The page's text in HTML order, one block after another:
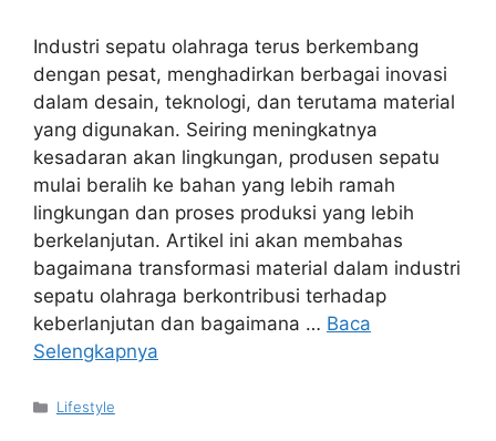
Industri sepatu olahraga terus berkembang
dengan pesat, menghadirkan berbagai inovasi
dalam desain, teknologi, dan terutama material
yang digunakan. Seiring meningkatnya
kesadaran akan lingkungan, produsen sepatu
mulai beralih ke bahan yang lebih ramah
lingkungan dan proses produksi yang lebih
berkelanjutan. Artikel ini akan membahas
bagaimana transformasi material dalam industri
sepatu olahraga berkontribusi terhadap
keberlanjutan dan bagaimana … Baca
Selengkapnya
Kategori
Lifestyle